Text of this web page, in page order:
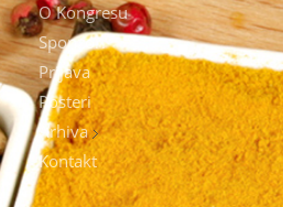
O Kongresu
Sponzori
Prijava
Posteri
Arhiva
Kontakt